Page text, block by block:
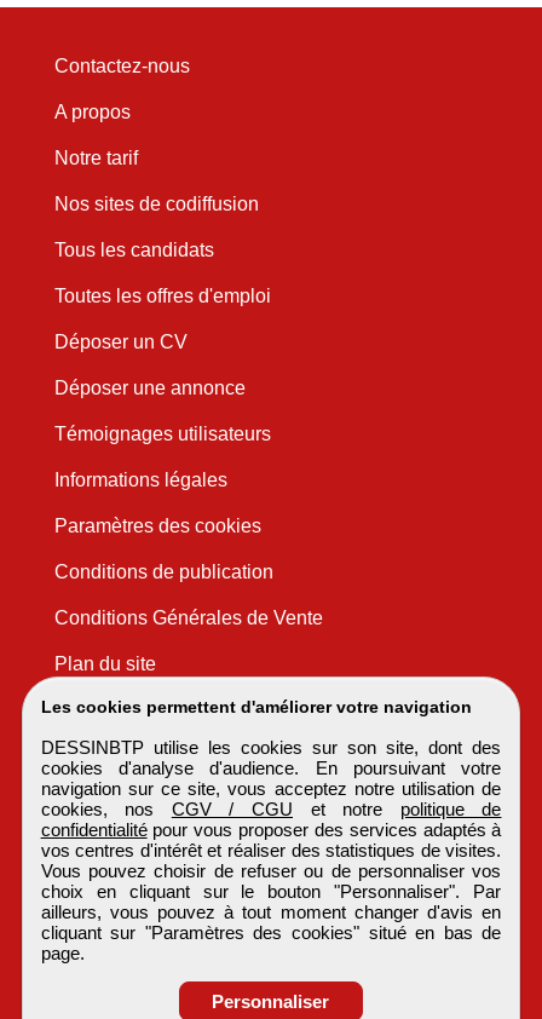
Les cookies permettent d'améliorer votre navigation
DESSINBTP utilise les cookies sur son site, dont des
cookies d'analyse d'audience. En poursuivant votre
navigation sur ce site, vous acceptez notre utilisation de
cookies, nos CGV / CGU et notre politique de
confidentialitépour vous proposer des services adaptés à
vos centres d'intérêt et réaliser des statistiques de visites.
Vous pouvez choisir de refuser ou de personnaliser vos
choix en cliquant sur le bouton "Personnaliser". Par
ailleurs, vous pouvez à tout moment changer d'avis en
cliquant sur "Paramètres des cookies" situé en bas de
page.
Personnaliser
Contactez-nous
A propos
Notre tarif
Nos sites de codiffusion
Tous les candidats
Toutes les offres d'emploi
Déposer un CV
Déposer une annonce
Témoignages utilisateurs
Informations légales
Paramètres des cookies
Conditions de publication
Conditions Générales de Vente
Plan du site